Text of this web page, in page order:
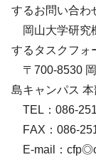
するお問い合わ
岡山大学研究
するタスクフォ
〒700-8530
島キャンパス
TEL：086-
FAX：086-
E-mail：